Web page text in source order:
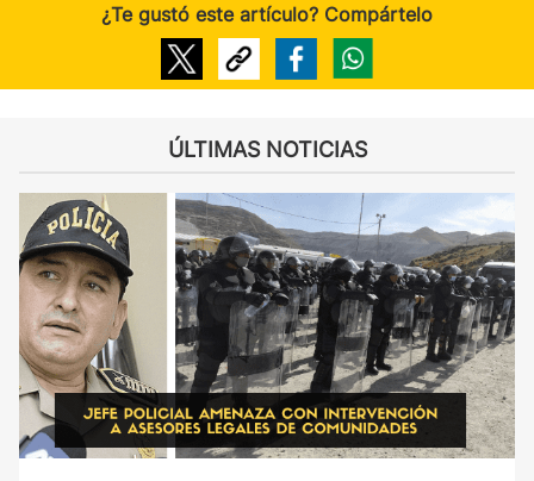
¿Te gustó este artículo? Compártelo
ÚLTIMAS NOTICIAS